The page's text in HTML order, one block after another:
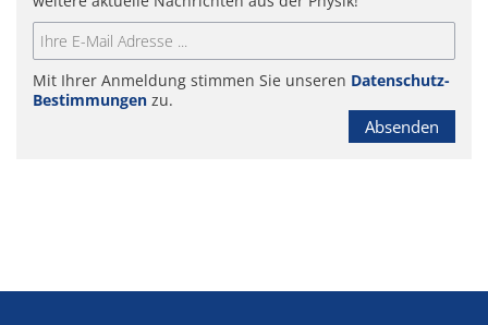
Mit Ihrer Anmeldung stimmen Sie unseren Datenschutz-
Bestimmungen zu.
Absenden